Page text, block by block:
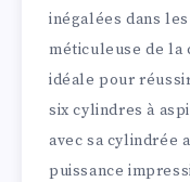
inégalées dans
méticuleuse de la
idéale pour
six cylindres à
avec sa cylindrée
puissance